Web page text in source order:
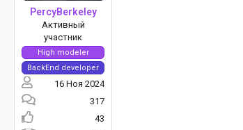
PercyBerkeley
Активный
участник
High modeler
BackEnd developer
16 Ноя 2024
317
43